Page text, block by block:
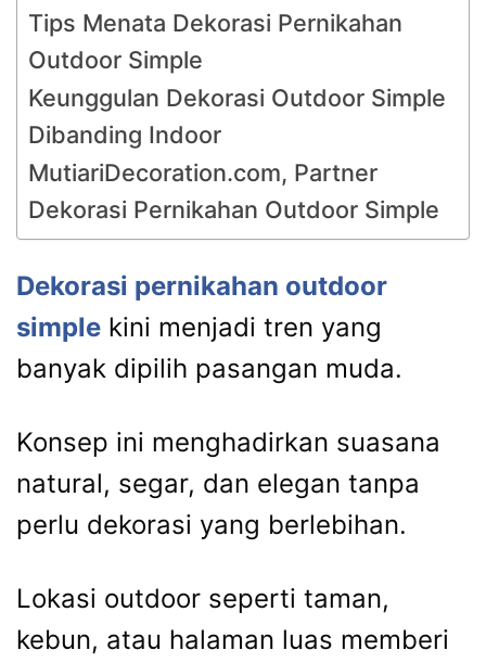
Tips Menata Dekorasi Pernikahan
Outdoor Simple
Keunggulan Dekorasi Outdoor Simple
Dibanding Indoor
MutiariDecoration.com, Partner
Dekorasi Pernikahan Outdoor Simple
Dekorasi pernikahan outdoor
simple kini menjadi tren yang
banyak dipilih pasangan muda.
Konsep ini menghadirkan suasana
natural, segar, dan elegan tanpa
perlu dekorasi yang berlebihan.
Lokasi outdoor seperti taman,
kebun, atau halaman luas memberi